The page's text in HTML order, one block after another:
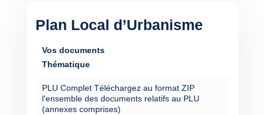
Plan Local d’Urbanisme
Vos documents
Thématique
PLU CompletTéléchargez au format ZIP
l'ensemble des documents relatifs au PLU
(annexes comprises)